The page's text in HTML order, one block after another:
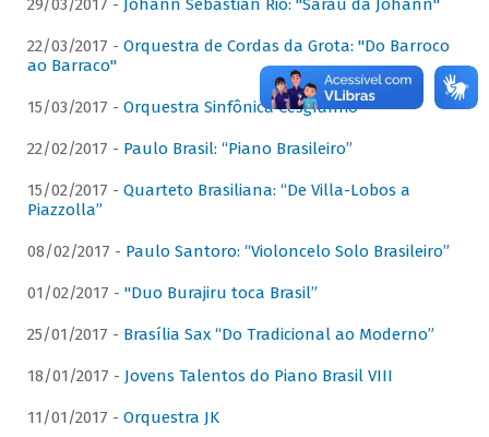
29/03/2017 - Johann Sebastian Rio: "Sarau da Johann"
22/03/2017 - Orquestra de Cordas da Grota: "Do Barroco
ao Barraco"
15/03/2017 - Orquestra Sinfônica Cesgranrio
22/02/2017 - Paulo Brasil: “Piano Brasileiro”
15/02/2017 - Quarteto Brasiliana: “De Villa-Lobos a
Piazzolla”
08/02/2017 - Paulo Santoro: “Violoncelo Solo Brasileiro”
01/02/2017 - "Duo Burajiru toca Brasil”
25/01/2017 - Brasília Sax “Do Tradicional ao Moderno”
18/01/2017 - Jovens Talentos do Piano Brasil VIII
11/01/2017 - Orquestra JK